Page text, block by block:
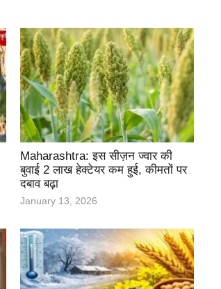
Maharashtra: इस सीज़न ज्वार की
बुवाई 2 लाख हेक्टेयर कम हुई, कीमतों पर
दबाव बढ़ा
January 13, 2026